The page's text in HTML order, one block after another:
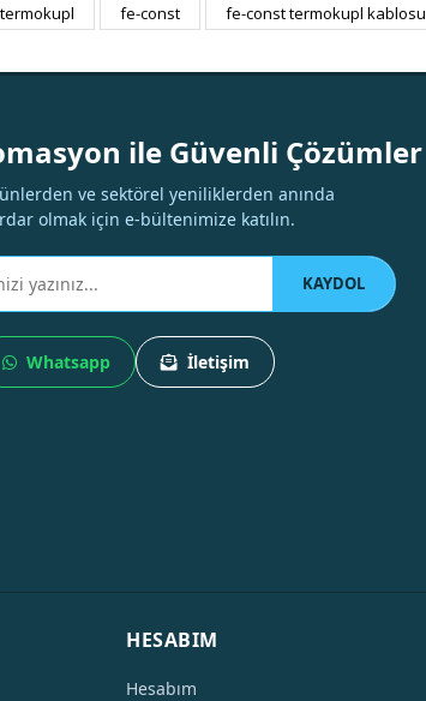
Bu ürüne ilk yorumu siz yapın!
fe-const fe-const termokupl kablosu
ile Güvenli Çözümler
ve sektörel yeniliklerden anında
olmak için e-bültenimize katılın.
KAYDOL
Whatsapp İletişim
HESABIM
Hesabım